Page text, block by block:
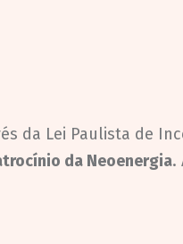
da Lei Paulista de
da Neoenergia.